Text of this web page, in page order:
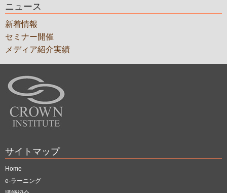
ゲ
ー
シ
ョ
ン
ニュース
新着情報
セミナー開催
メディア紹介実績
サイトマップ
Home
e-ラーニング